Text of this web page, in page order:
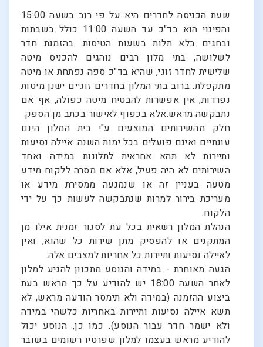
שעת הכניסה לחדרים היא על פי רוב בשעה 15:00
והפינוי הוא בד"כ עד השעה 11:00 כולל בשבתות
ובחגים בלא תלות בשעות הטיסות. בהזמנת חדר
לשלושה, בתי מלון רבים נוהגים להכניס מיטה
שלישית לחדר זוגי, שהיא בד"כ ספה נפתחת או מיטה
מתקפלת. ברוב בתי המלון בחדרים זוגיים ישנן מיטות
נפרדות, אין אפשרות להבטיח מיטה כפולה, אף אם
נתבקשה מראש.אלא בכפוף לאישור בכתב מן הספק
חלק מהשירותים המוצעים ע"י בית המלון הינם
עונתיים ואינם פועלים בכל ימות השנה. איילה נסיעות
ותיירות לא תהא אחראית לתלונות במידה ואחד
השירותים לא היה פעיל, אלא אם מסרה ללקוח מידע
מטעה בעניין זה או שנמנעה ממסירת מידע או
מעריכת בירור למרות שנתבקשה לעשות כך על ידי
הלקוח.
הנהלת המלון רשאית בכל עת לסגור זמנית אילו מן
המתקנים או להפסיק מתן שירות כל שהוא, ואין
לאיילה נסיעות ותיירות כל אחריות למצבים אלה.
הגעה מאוחרת - במידה והנוסע מתכוון להגיע למלון
לאחר השעה 18:00 יש להודיע על כך מראש בעת
ביצוע ההזמנה (במידה ולא תימסר הודעה מראש, לא
תשא איילה נסיעות ותיירות באחריות כלשהי במידה
ולא ישמר חדר עבור הנוסע). כמו כן, הנוסע יכול
להודיע מראש בעצמו למלון שפרטיו רשומים בשובר